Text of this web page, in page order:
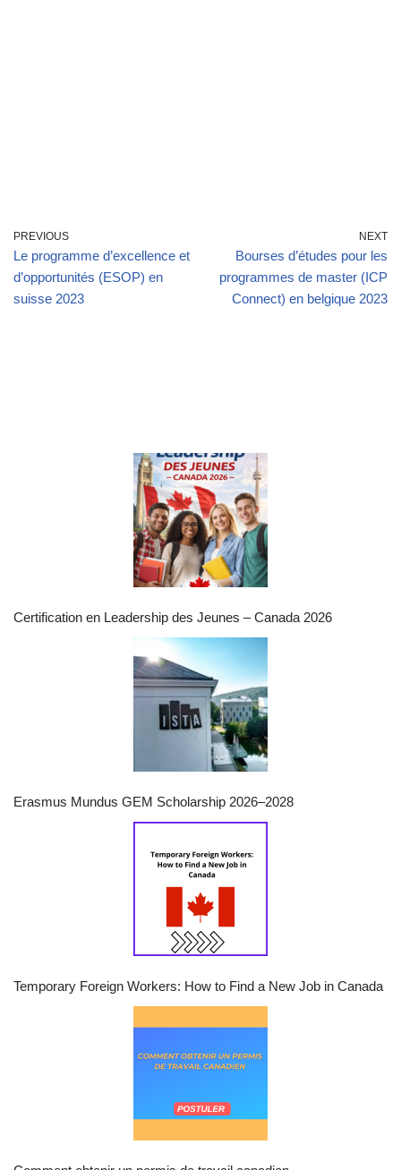
PREVIOUS
Le programme d’excellence et
d’opportunités (ESOP) en
suisse 2023
NEXT
Bourses d’études pour les
programmes de master (ICP
Connect) en belgique 2023
Certification en Leadership des Jeunes – Canada 2026
Erasmus Mundus GEM Scholarship 2026–2028
Temporary Foreign Workers: How to Find a New Job in Canada